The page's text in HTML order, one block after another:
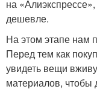
на
дешевле.
На этом этапе нам
Перед тем как
увидеть вещи
материалов, чтобы